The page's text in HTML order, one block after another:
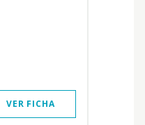
VER FICHA